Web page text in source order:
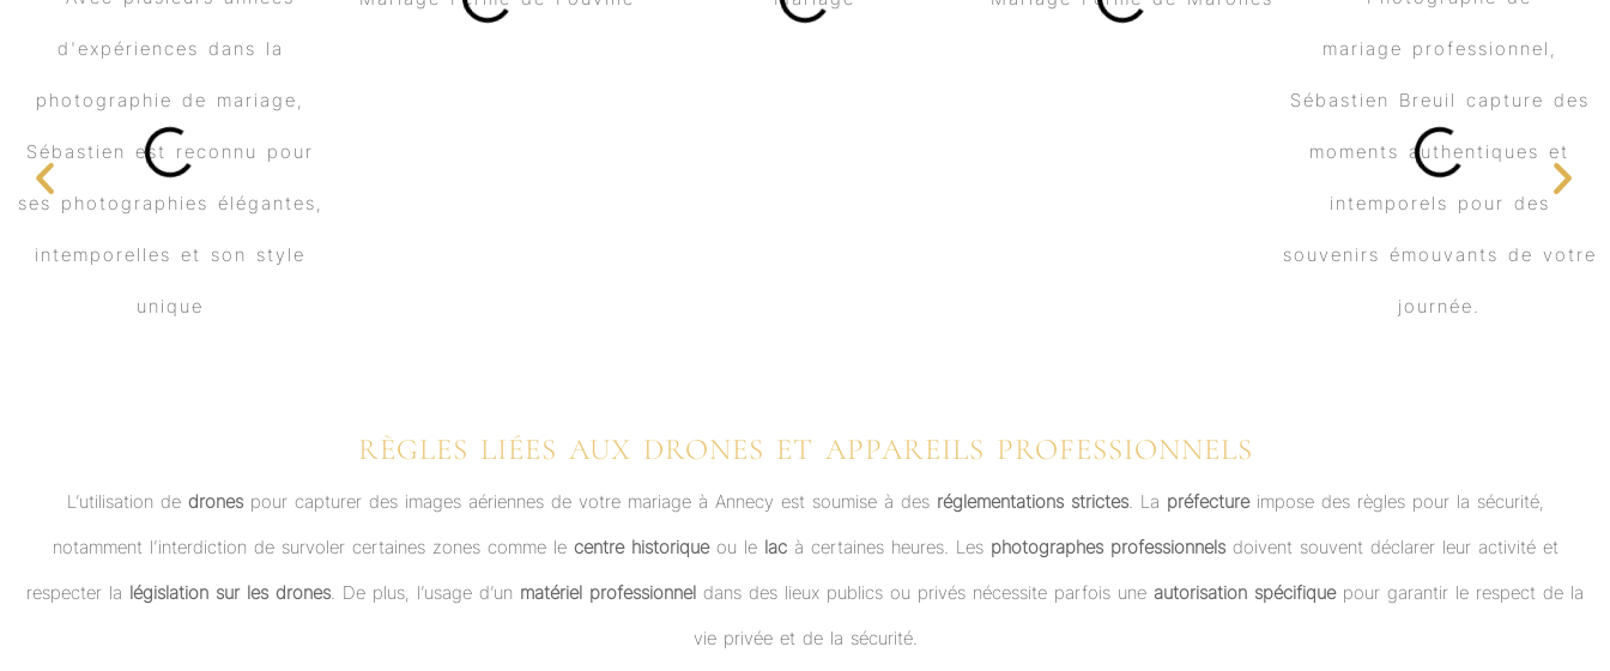
RÈGLES LIÉES AUX DRONES ET APPAREILS PROFESSIONNELS
L’utilisation de dronespour capturer des images aériennes de votre mariage à Annecy est soumise à des réglementations strictes. La préfectureimpose des règles pour la sécurité,
notamment l’interdiction de survoler certaines zones comme le centre historiqueou le lacà certaines heures. Les photographes professionnelsdoivent souvent déclarer leur activité et
respecter la législation sur les drones. De plus, l’usage d’un matériel professionnel dans des lieux publics ou privés nécessite parfois une autorisation spécifiquepour garantir le respect de la
vie privée et de la sécurité.